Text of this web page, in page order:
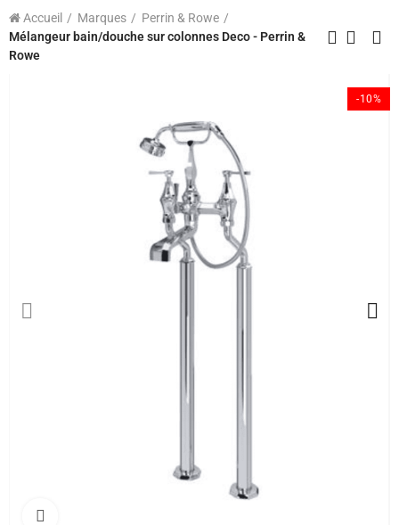
Accueil Marques
Perrin & Rowe
Mélangeur bain/douche sur colonnes Deco - Perrin &
Rowe
-10%